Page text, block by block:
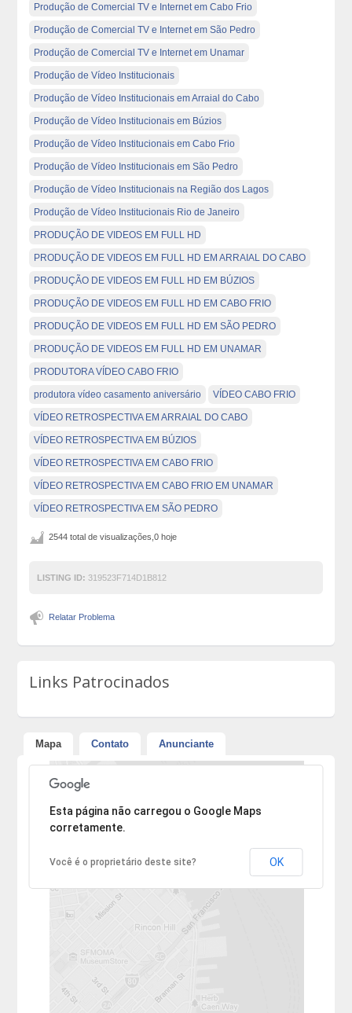
Produção de Comercial TV e Internet em Cabo Frio
Produção de Comercial TV e Internet em São Pedro
Produção de Comercial TV e Internet em Unamar
Produção de Vídeo Institucionais
Produção de Vídeo Institucionais em Arraial do Cabo
Produção de Vídeo Institucionais em Búzios
Produção de Vídeo Institucionais em Cabo Frio
Produção de Vídeo Institucionais em São Pedro
Produção de Vídeo Institucionais na Região dos Lagos
Produção de Vídeo Institucionais Rio de Janeiro
PRODUÇÃO DE VIDEOS EM FULL HD
PRODUÇÃO DE VIDEOS EM FULL HD EM ARRAIAL DO CABO
PRODUÇÃO DE VIDEOS EM FULL HD EM BÚZIOS
PRODUÇÃO DE VIDEOS EM FULL HD EM CABO FRIO
PRODUÇÃO DE VIDEOS EM FULL HD EM SÃO PEDRO
PRODUÇÃO DE VIDEOS EM FULL HD EM UNAMAR
PRODUTORA VÍDEO CABO FRIO
produtora vídeo casamento aniversário VÍDEO CABO FRIO
VÍDEO RETROSPECTIVA EM ARRAIAL DO CABO
VÍDEO RETROSPECTIVA EM BÚZIOS
VÍDEO RETROSPECTIVA EM CABO FRIO
VÍDEO RETROSPECTIVA EM CABO FRIO EM UNAMAR
VÍDEO RETROSPECTIVA EM SÃO PEDRO
2544 total de visualizações,0 hoje
LISTING ID: 319523F714D1B812
Relatar Problema
Links Patrocinados
Mapa Contato Anunciante
Desculpe, mas o endereço não pôde ser encontrado.
Esta página não carregou o Google Maps
corretamente.
Você é o proprietário deste site? OK